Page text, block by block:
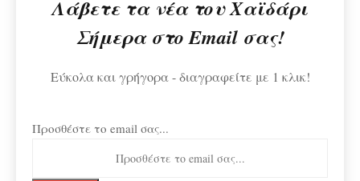
Λάβετε τα νέα του Χαϊδάρι
Σήμερα στο Email σας!
Εύκολα και γρήγορα - διαγραφείτε με 1 κλικ!
Προσθέστε το email σας...